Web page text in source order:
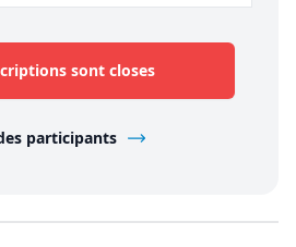
sont closes
participants